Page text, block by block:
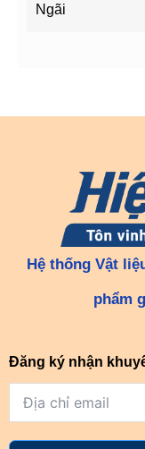
Ngãi
Hệ thống Vật
phẩm
Đăng ký nhận